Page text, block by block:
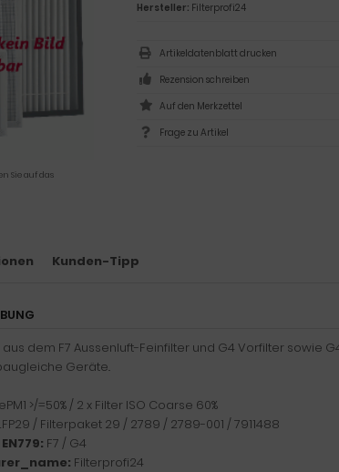
Sie auf das
Hersteller: Filterprofi24
Artikeldatenblatt drucken
Rezension schreiben
Frage zu Artikel
Kunden-Tipp
dem F7 Aussenluft-Feinfilter und G4 Vorfilter sowie
Geräte..
>/=50% / 2 x Filter ISO Coarse 60%
/ Filterpaket 29 / 2789 / 2789-001 / 7911488
F7 / G4
Filterprofi24